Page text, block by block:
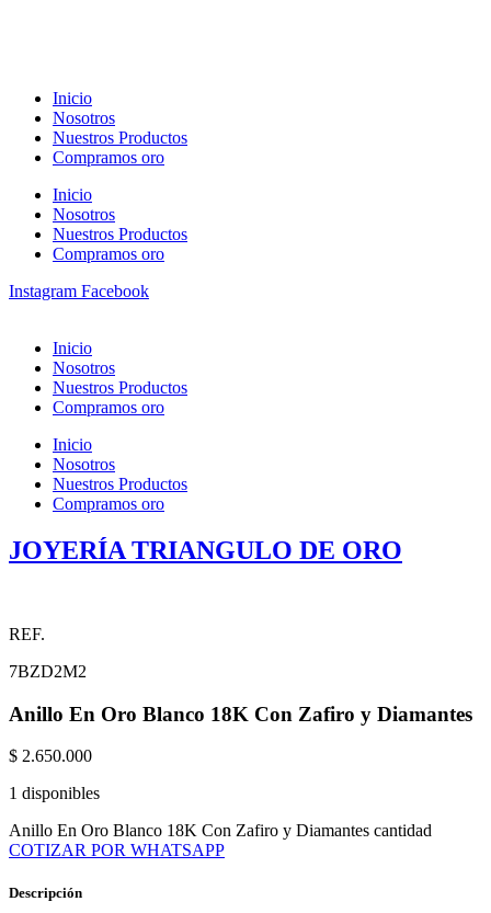
Inicio
Nosotros
Nuestros Productos
Compramos oro
Inicio
Nosotros
Nuestros Productos
Compramos oro
Instagram Facebook
Inicio
Nosotros
Nuestros Productos
Compramos oro
Inicio
Nosotros
Nuestros Productos
Compramos oro
JOYERÍA TRIANGULO DE ORO
REF.
7BZD2M2
Anillo En Oro Blanco 18K Con Zafiro y Diamantes
$ 2.650.000
1 disponibles
Anillo En Oro Blanco 18K Con Zafiro y Diamantes cantidad
COTIZAR POR WHATSAPP
Descripción